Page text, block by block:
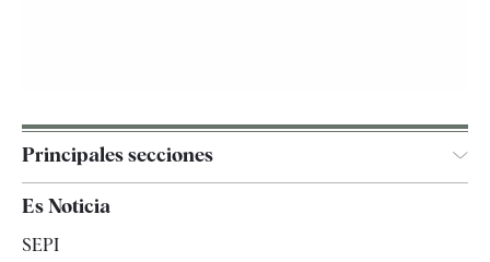
Principales secciones
España
Es Noticia
SEPI